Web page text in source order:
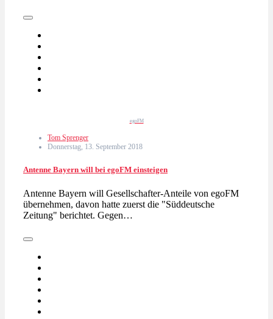
egoFM
Tom Sprenger
Donnerstag, 13. September 2018
Antenne Bayern will bei egoFM einsteigen
Antenne Bayern will Gesellschafter-Anteile von egoFM
übernehmen, davon hatte zuerst die "Süddeutsche
Zeitung" berichtet. Gegen…